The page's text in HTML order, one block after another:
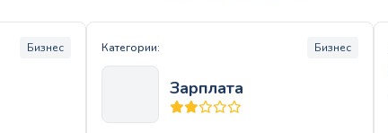
Бизнес Категории: Бизнес
Зарплата